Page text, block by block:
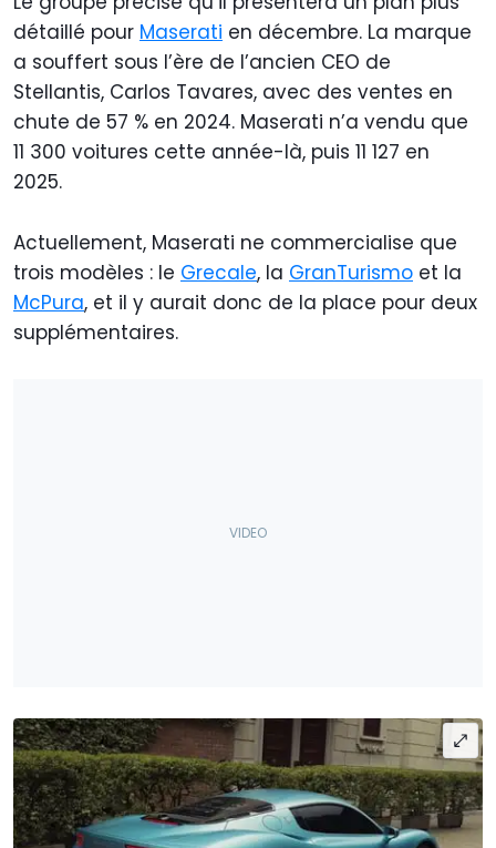
détaillé pour Maserati en décembre. La marque
a souffert sous l’ère de l’ancien CEO de
Stellantis, Carlos Tavares, avec des ventes en
chute de 57 % en 2024. Maserati n’a vendu que
11 300 voitures cette année-là, puis 11 127 en
2025.
Actuellement, Maserati ne commercialise que
trois modèles : le Grecale, la GranTurismo et la
McPura, et il y aurait donc de la place pour deux
supplémentaires.